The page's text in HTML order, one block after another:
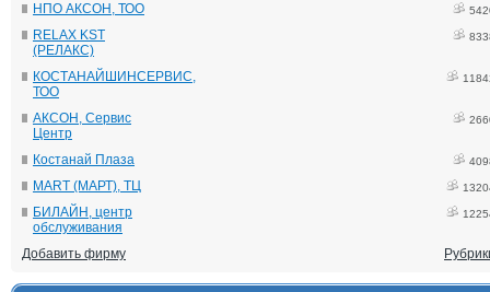
НПО АКСОН, ТОО
RELAX KST
(РЕЛАКС)
КОСТАНАЙШИНСЕРВИС,
ТОО
АКСОН, Сервис
Центр
Костанай Плаза
MART (МАРТ), ТЦ
БИЛАЙН, центр
обслуживания
Добавить фирму